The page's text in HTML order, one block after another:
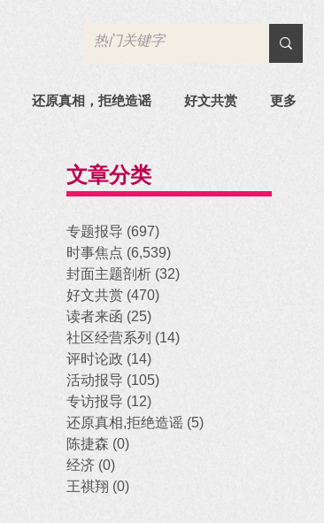
还原真相，拒绝造谣 好文共赏 更多
文章分类
专题报导 (697)
时事焦点 (6,539)
封面主题剖析 (32)
好文共赏 (470)
读者来函 (25)
社区经营系列 (14)
评时论政 (14)
活动报导 (105)
专访报导 (12)
还原真相,拒绝造谣 (5)
陈捷森 (0)
经济 (0)
王祺翔 (0)